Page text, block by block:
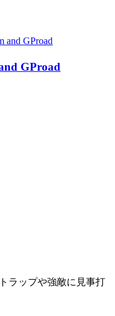
GProad
ラップや強敵に見事打